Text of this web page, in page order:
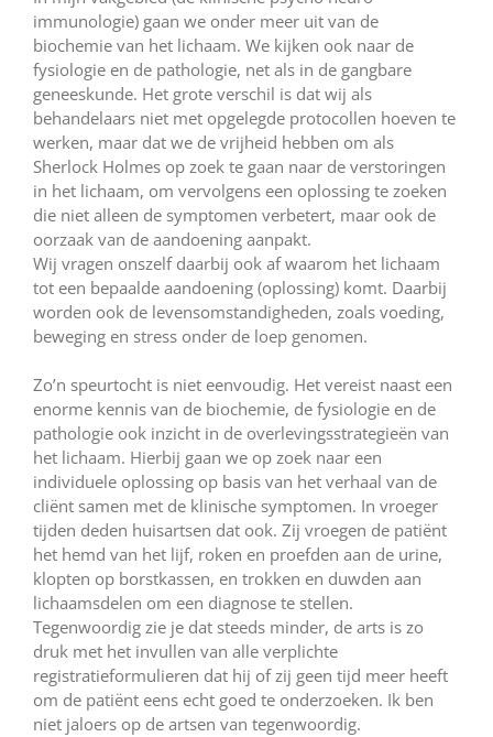
immunologie) gaan we onder meer uit van de
biochemie van het lichaam. We kijken ook naar de
fysiologie en de pathologie, net als in de gangbare
geneeskunde. Het grote verschil is dat wij als
behandelaars niet met opgelegde protocollen hoeven te
werken, maar dat we de vrijheid hebben om als
Sherlock Holmes op zoek te gaan naar de verstoringen
in het lichaam, om vervolgens een oplossing te zoeken
die niet alleen de symptomen verbetert, maar ook de
oorzaak van de aandoening aanpakt.
Wij vragen onszelf daarbij ook af waarom het lichaam
tot een bepaalde aandoening (oplossing) komt. Daarbij
worden ook de levensomstandigheden, zoals voeding,
beweging en stress onder de loep genomen.
Zo’n speurtocht is niet eenvoudig. Het vereist naast een
enorme kennis van de biochemie, de fysiologie en de
pathologie ook inzicht in de overlevingsstrategieën van
het lichaam. Hierbij gaan we op zoek naar een
individuele oplossing op basis van het verhaal van de
cliënt samen met de klinische symptomen. In vroeger
tijden deden huisartsen dat ook. Zij vroegen de patiënt
het hemd van het lijf, roken en proefden aan de urine,
klopten op borstkassen, en trokken en duwden aan
lichaamsdelen om een diagnose te stellen.
Tegenwoordig zie je dat steeds minder, de arts is zo
druk met het invullen van alle verplichte
registratieformulieren dat hij of zij geen tijd meer heeft
om de patiënt eens echt goed te onderzoeken. Ik ben
niet jaloers op de artsen van tegenwoordig.